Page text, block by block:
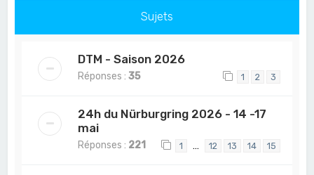
Sujets
DTM - Saison 2026
Réponses :35 1 2 3
24h du Nürburgring 2026 - 14 -17
mai
Réponses : 221 1 … 12 13 14 15